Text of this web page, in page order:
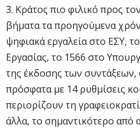
3. Κράτος πιο φιλικό προς
βήματα τα προηγούμενα
ψηφιακά εργαλεία στο ΕΣΥ,
Εργασίας, το 1566 στο
της έκδοσης των
πρόσφατα με 14 ρυθμίσεις
περιορίζουν τη
άλλα, το σημαντικότερο από